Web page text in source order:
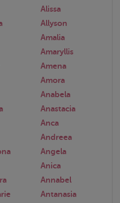
Alissa
Allyson
Amalia
Amaryllis
Amena
Amora
Anabela
Anastacia
Anca
Andreea
Angela
Anica
Annabel
Antanasia